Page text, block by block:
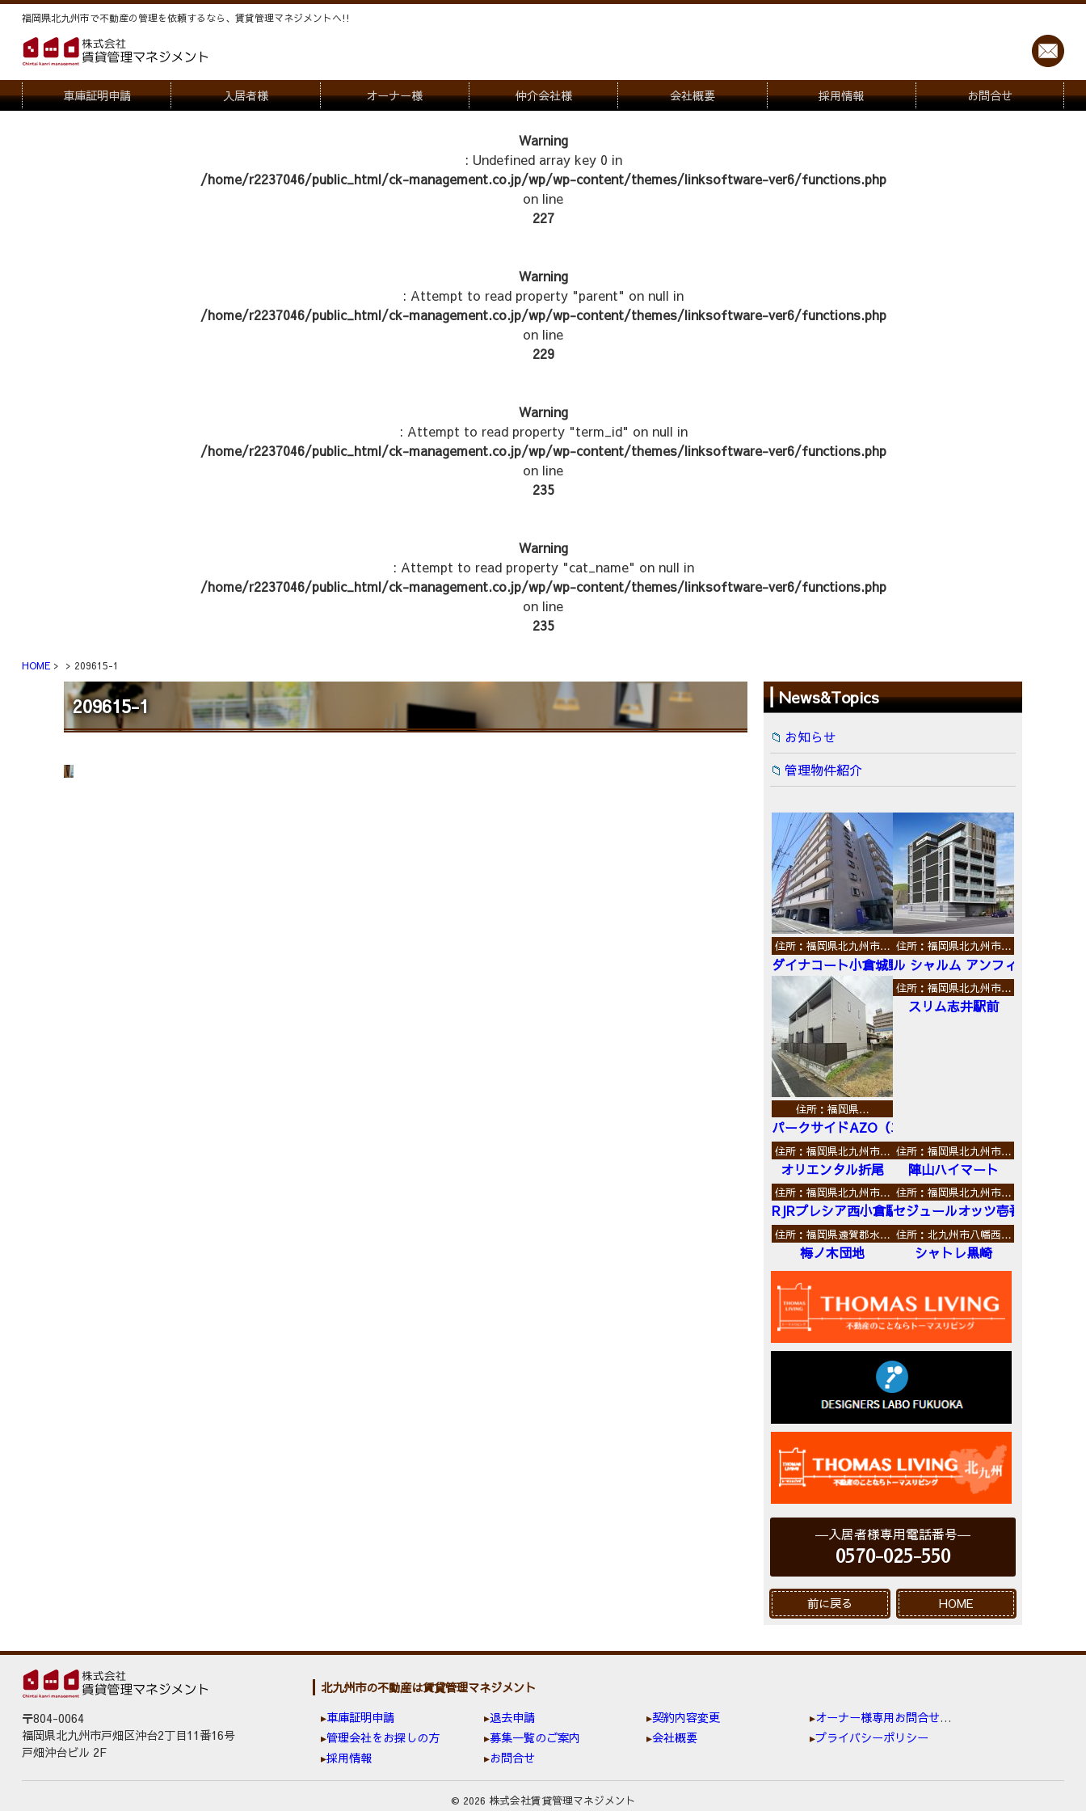
福岡県北九州市で不動産の管理を依頼するなら、賃貸管理マネジメントヘ!!
車庫証明申請 入居者様 オーナー様 仲介会社様
物件写真
管理物件紹介
会社概要 採用情報 お問合せ
Warning
: Undefined array key 0 in
/home/r2237046/public_html/ck-management.co.jp/wp/wp-content/themes/linksoftware-ver6/functions.php
on line
227
Warning
: Attempt to read property "parent" on null in
/home/r2237046/public_html/ck-management.co.jp/wp/wp-content/themes/linksoftware-ver6/functions.php
on line
229
Warning
: Attempt to read property "term_id" on null in
/home/r2237046/public_html/ck-management.co.jp/wp/wp-content/themes/linksoftware-ver6/functions.php
on line
235
Warning
: Attempt to read property "cat_name" on null in
/home/r2237046/public_html/ck-management.co.jp/wp/wp-content/themes/linksoftware-ver6/functions.php
on line
235
HOME 209615-1
209615-1 News&Topics
お知らせ
管理物件紹介
住所：福岡県北九州市…
ダイナコート小倉城野
住所：福岡県北九州市…
ル シャルム アンフィニ
住所：福岡県…
パークサイドAZO（エーゼットオー）
住所：福岡県北九州市…
スリム志井駅前
住所：福岡県北九州市…
オリエンタル折尾
住所：福岡県北九州市…
陣山ハイマート
住所：福岡県北九州市…
RJRプレシア西小倉駅前
住所：福岡県北九州市…
セジュールオッツ壱番館
住所：福岡県遠賀郡水…
梅ノ木団地
住所：北九州市八幡西…
シャトレ黒崎
入居者様専用電話番号
0570-025-550
前に戻る HOME
〒804-0064
福岡県北九州市戸畑区沖台2丁目11番16号
戸畑沖台ビル 2F
北九州市の不動産は賃貸管理マネジメント
車庫証明申請
退去申請 契約内容変更
オーナー様専用お問合せ窓口
管理会社をお探しの方
募集一覧のご案内 会社概要
プライバシーポリシー
採用情報
お問合せ
© 2026 株式会社賃貸管理マネジメント